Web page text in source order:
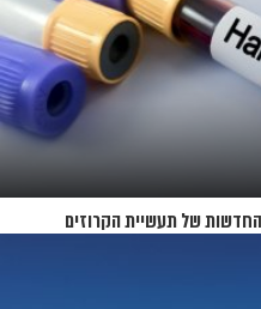
של תעשיית הקרוזים